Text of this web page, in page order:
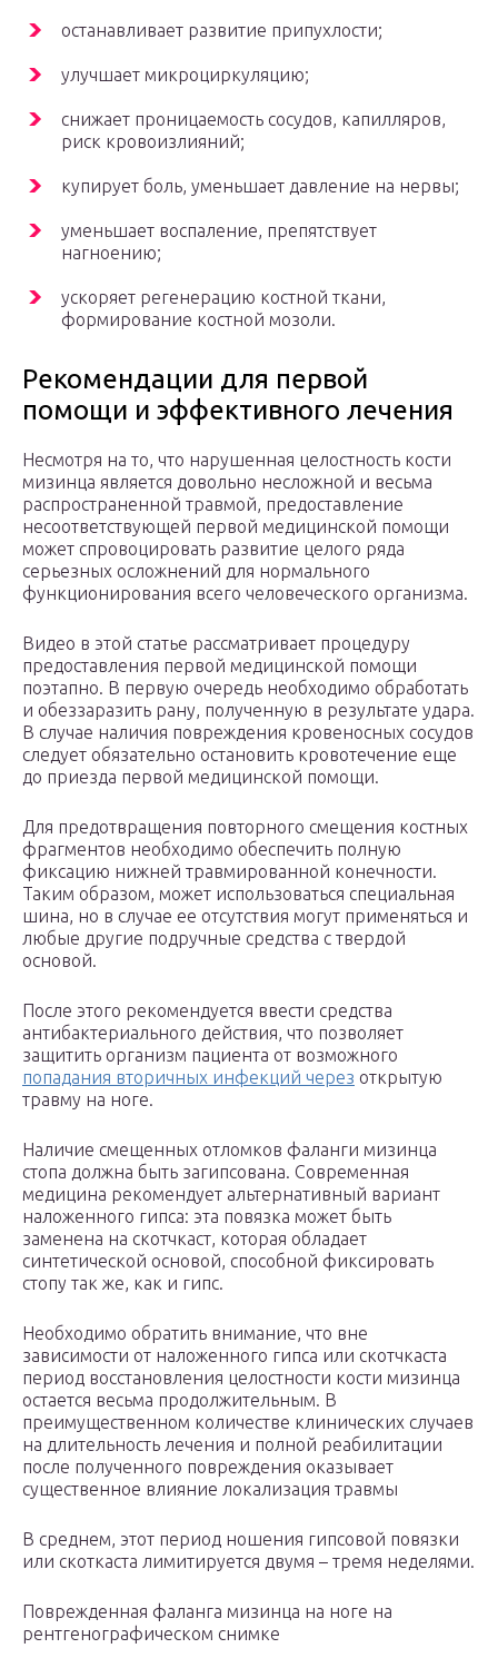
останавливает развитие припухлости;
улучшает микроциркуляцию;
снижает проницаемость сосудов, капилляров,
риск кровоизлияний;
купирует боль, уменьшает давление на нервы;
уменьшает воспаление, препятствует
нагноению;
ускоряет регенерацию костной ткани,
формирование костной мозоли.
Рекомендации для первой
помощи и эффективного лечения
Несмотря на то, что нарушенная целостность кости
мизинца является довольно несложной и весьма
распространенной травмой, предоставление
несоответствующей первой медицинской помощи
может спровоцировать развитие целого ряда
серьезных осложнений для нормального
функционирования всего человеческого организма.
Видео в этой статье рассматривает процедуру
предоставления первой медицинской помощи
поэтапно. В первую очередь необходимо обработать
и обеззаразить рану, полученную в результате удара.
В случае наличия повреждения кровеносных сосудов
следует обязательно остановить кровотечение еще
до приезда первой медицинской помощи.
Для предотвращения повторного смещения костных
фрагментов необходимо обеспечить полную
фиксацию нижней травмированной конечности.
Таким образом, может использоваться специальная
шина, но в случае ее отсутствия могут применяться и
любые другие подручные средства с твердой
основой.
После этого рекомендуется ввести средства
антибактериального действия, что позволяет
защитить организм пациента от возможного
попадания вторичных инфекций через открытую
травму на ноге.
Наличие смещенных отломков фаланги мизинца
стопа должна быть загипсована. Современная
медицина рекомендует альтернативный вариант
наложенного гипса: эта повязка может быть
заменена на скотчкаст, которая обладает
синтетической основой, способной фиксировать
стопу так же, как и гипс.
Необходимо обратить внимание, что вне
зависимости от наложенного гипса или скотчкаста
период восстановления целостности кости мизинца
остается весьма продолжительным. В
преимущественном количестве клинических случаев
на длительность лечения и полной реабилитации
после полученного повреждения оказывает
существенное влияние локализация травмы
В среднем, этот период ношения гипсовой повязки
или скоткаста лимитируется двумя – тремя неделями.
Поврежденная фаланга мизинца на ноге на
рентгенографическом снимке